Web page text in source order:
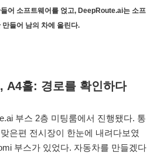
어 소프트웨어를 얹고, DeepRoute.ai는 소프
만들어 남의 차에 올린다.
A4홀: 경로를 확인하다
부스 2층 미팅룸에서 진행됐다. 통
은편 전시장이 한눈에 내려다보였
부스가 있었다. 자동차를 만들겠다